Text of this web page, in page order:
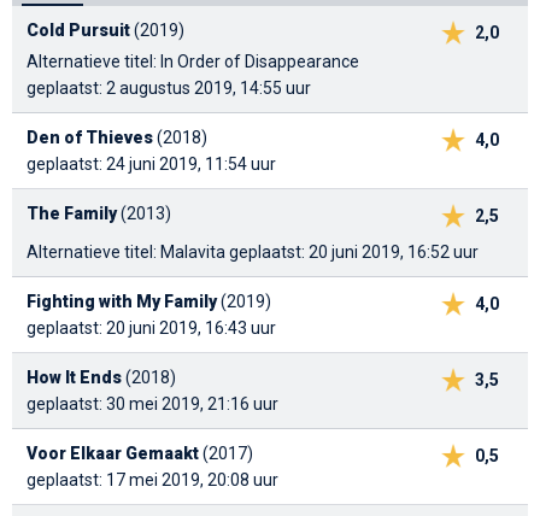
2,0
Cold Pursuit(2019)
Alternatieve titel: In Order of Disappearance
geplaatst: 2 augustus 2019, 14:55 uur
4,0
Den of Thieves(2018)
geplaatst: 24 juni 2019, 11:54 uur
2,5
The Family(2013)
Alternatieve titel: Malavitageplaatst: 20 juni 2019, 16:52 uur
4,0
Fighting with My Family(2019)
geplaatst: 20 juni 2019, 16:43 uur
3,5
How It Ends(2018)
geplaatst: 30 mei 2019, 21:16 uur
0,5
Voor Elkaar Gemaakt(2017)
geplaatst: 17 mei 2019, 20:08 uur